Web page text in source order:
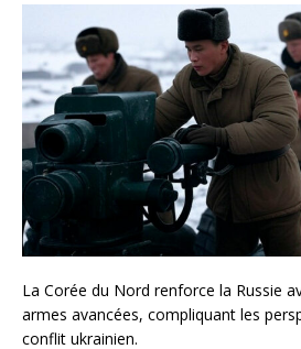
La Corée du Nord renforce la Russie
armes avancées, compliquant les
conflit ukrainien.